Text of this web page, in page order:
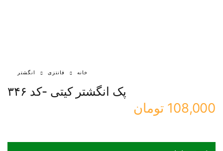
خانه فانتزی انگشتر
پک انگشتر کیتی -کد ۳۴۶
108,000 تومان